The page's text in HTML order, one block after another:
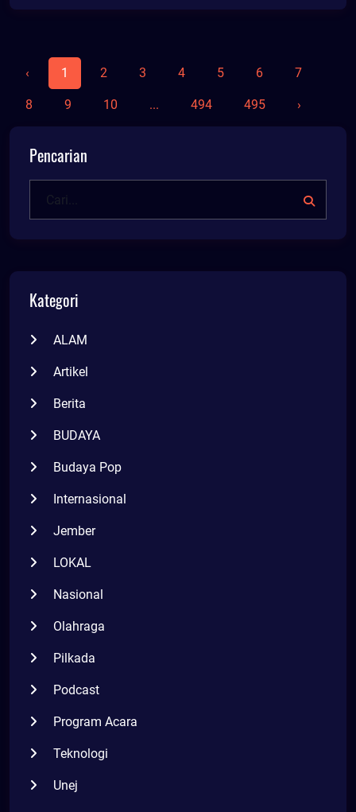
‹ 1 2 3 4 5 6 7
8 9 10 ... 494 495 ›
Pencarian
Kategori
ALAM
Artikel
Berita
BUDAYA
Budaya Pop
Internasional
Jember
LOKAL
Nasional
Olahraga
Pilkada
Podcast
Program Acara
Teknologi
Unej